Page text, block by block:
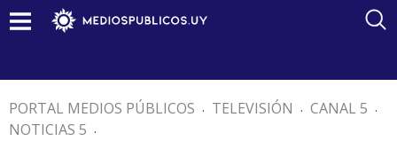
PORTAL MEDIOS PÚBLICOS . TELEVISIÓN . CANAL 5 .
NOTICIAS 5 .